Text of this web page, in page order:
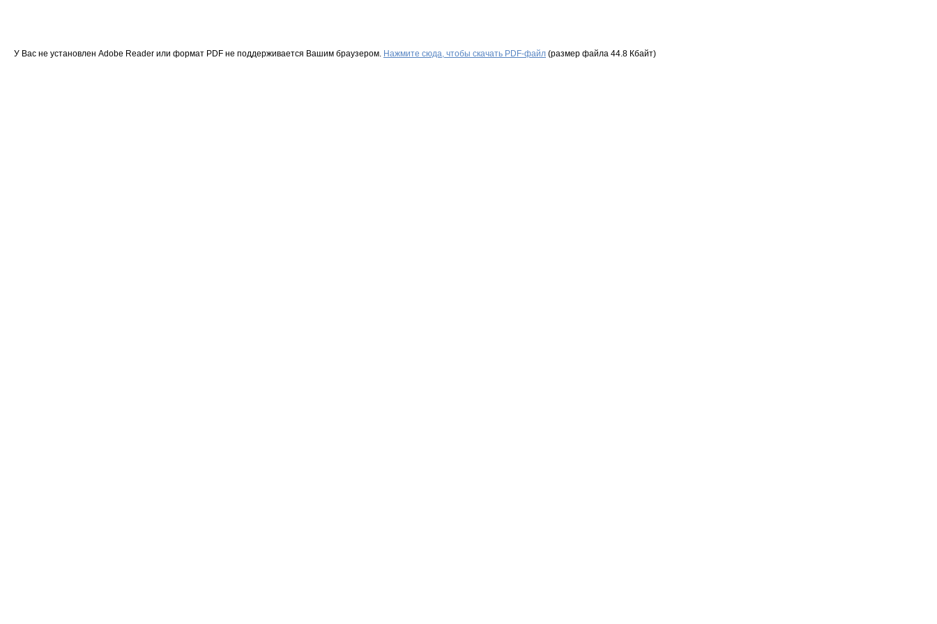
У Вас не установлен Adobe Reader или формат PDF не поддерживается Вашим браузером. Нажмите сюда, чтобы скачать PDF-файл (размер файла 44.8 Кбайт)